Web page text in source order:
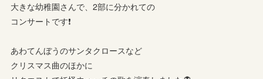
大きな幼稚園さんで、2部に分かれての
コンサートです❗
あわてんぼうのサンタクロースなど
クリスマス曲のほかに